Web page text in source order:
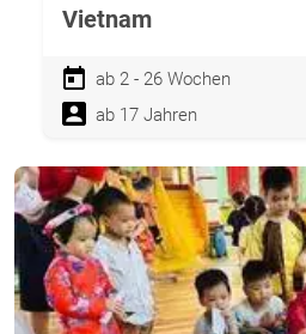
Vietnam
ab 2 - 26 Wochen
ab 17 Jahren